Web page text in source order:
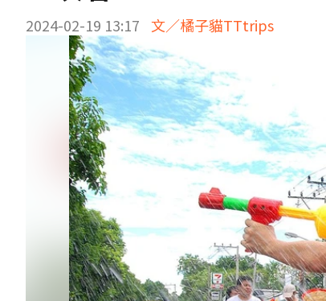
2024-02-19 13:17 文／橘子貓TTtrips